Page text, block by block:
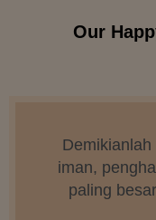
Our
iman,
paling